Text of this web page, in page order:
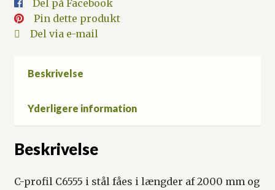
Del på Facebook
Pin dette produkt
Del via e-mail
Beskrivelse
Yderligere information
Beskrivelse
C-profil C6555 i stål fåes i længder af 2000 mm og